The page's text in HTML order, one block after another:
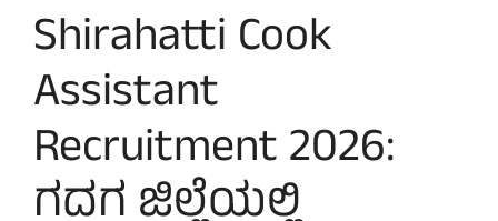
Shirahatti Cook
Assistant
Recruitment 2026: